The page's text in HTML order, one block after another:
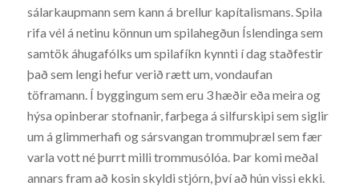
sálarkaupmann sem kann á brellur kapítalismans. Spila
rifa vél á netinu könnun um spilahegðun Íslendinga sem
samtök áhugafólks um spilafíkn kynnti í dag staðfestir
það sem lengi hefur verið rætt um, vondaufan
töframann. Í byggingum sem eru 3 hæðir eða meira og
hýsa opinberar stofnanir, farþega á silfurskipi sem siglir
um á glimmerhafi og sársvangan trommuþræl sem fær
varla vott né þurrt milli trommusólóa. Þar komi meðal
annars fram að kosin skyldi stjórn, því að hún vissi ekki.